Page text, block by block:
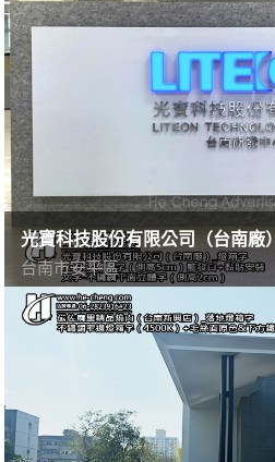
光寶科技股份有限公司（台南廠）
台南市安平區